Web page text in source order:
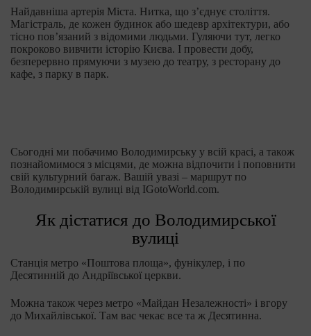
Найдавніша артерія Міста. Нитка, що з’єднує століття.
Магістраль, де кожен будинок або шедевр архітектури, або
тісно пов’язаний з відомими людьми. Гуляючи тут, легко
покроково вивчити історію Києва. І провести добу,
безперервно прямуючи з музею до театру, з ресторану до
кафе, з парку в парк.
Сьогодні ми побачимо Володимирську у всій красі, а також
познайомимося з місцями, де можна відпочити і поповнити
свій культурний багаж. Вашій увазі – маршрут по
Володимирській вулиці від IGotoWorld.com.
Як дістатися до Володимирської
вулиці
Станція метро «Поштова площа», фунікулер, і по
Десятинній до Андріївської церкви.
Можна також через метро «Майдан Незалежності» і вгору
до Михайлівської. Там вас чекає все та ж Десятинна.